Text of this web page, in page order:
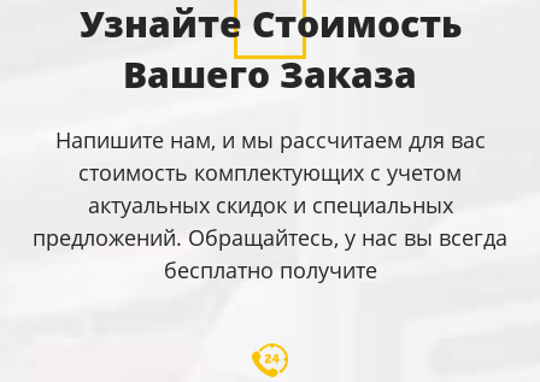
Узнайте Стоимость
Вашего Заказа
Напишите нам, и мы рассчитаем для вас
стоимость комплектующих с учетом
актуальных скидок и специальных
предложений. Обращайтесь, у нас вы всегда
бесплатно получите